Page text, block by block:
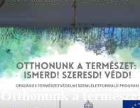
Otthonunk a természet: